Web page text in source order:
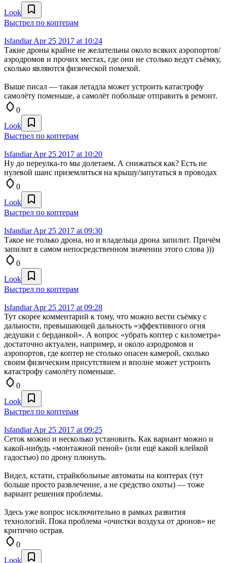
Look
Выстрел по коптерам
IsfandiarApr 25 2017 at 10:24
Такие дроны крайне не желательны около всяких аэропортов/
аэродромов и прочих местах, где они не столько ведут съёмку,
сколько являются физической помехой.
Выше писал — такая летадла может устроить катастрофу
самолёту поменьше, а самолёт побольше отправить в ремонт.
0
Look
Выстрел по коптерам
IsfandiarApr 25 2017 at 10:20
Ну до переулка-то мы долетаем. А снижаться как? Есть не
нулевой шанс приземлиться на крышу/запутаться в проводах
0
Look
Выстрел по коптерам
IsfandiarApr 25 2017 at 09:30
Такое не только дрона, но и владельца дрона запилит. Причём
запилит в самом непосредственном значении этого слова )))
0
Look
Выстрел по коптерам
IsfandiarApr 25 2017 at 09:28
Тут скорее комментарий к тому, что можно вести съёмку с
дальности, превышающей дальность «эффективного огня
дедушки с берданкой». А вопрос «убрать коптер с километра»
достаточно актуален, например, и около аэродромов и
аэропортов, где коптер не столько опасен камерой, сколько
своим физическим присутствием и вполне может устроить
катастрофу самолёту поменьше.
0
Look
Выстрел по коптерам
IsfandiarApr 25 2017 at 09:25
Сеток можно и несколько установить. Как вариант можно и
какой-нибудь «монтажной пеной» (или ещё какой клейкой
гадостью) по дрону плюнуть.
Видел, кстати, страйкбольные автоматы на коптерах (тут
больше просто развлечение, а не средство охоты) — тоже
вариант решения проблемы.
Здесь уже вопрос исключительно в рамках развития
технологий. Пока проблема «очистки воздуха от дронов» не
критично острая.
0
Look